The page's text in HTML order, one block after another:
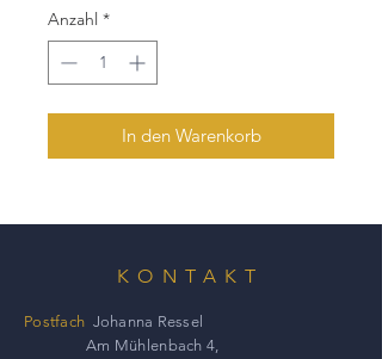
Anzahl *
In den Warenkorb
KONTAKT
Postfach Johanna Ressel
Am Mühlenbach 4,